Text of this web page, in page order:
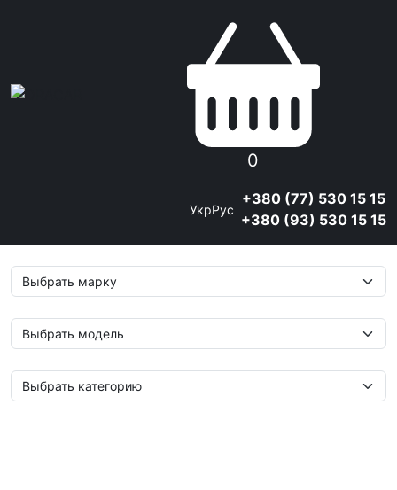
0
УкрРус
+380 (77) 530 15 15
+380 (93) 530 15 15